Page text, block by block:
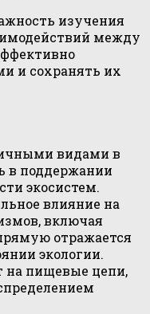
изучения
между
и сохранять их
видами в
в поддержании
экосистем.
влияние на
включая
отражается
экологии.
на пищевые цепи,